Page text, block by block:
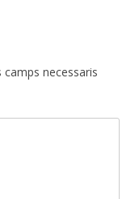
camps necessaris